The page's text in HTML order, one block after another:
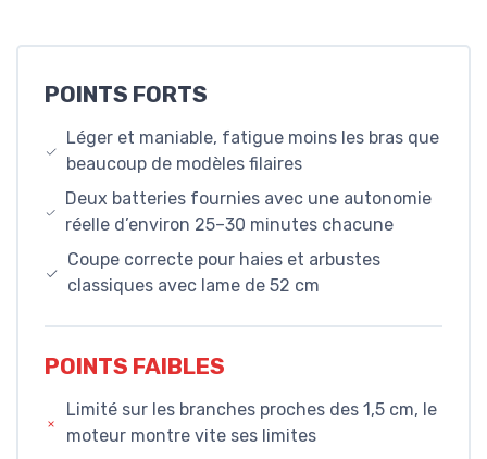
POINTS FORTS
Léger et maniable, fatigue moins les bras que
beaucoup de modèles filaires
Deux batteries fournies avec une autonomie
réelle d’environ 25–30 minutes chacune
Coupe correcte pour haies et arbustes
classiques avec lame de 52 cm
POINTS FAIBLES
Limité sur les branches proches des 1,5 cm, le
moteur montre vite ses limites